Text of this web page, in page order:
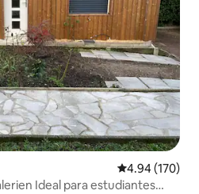
Calificación
4.94 (170)
Ideal para estudiantes